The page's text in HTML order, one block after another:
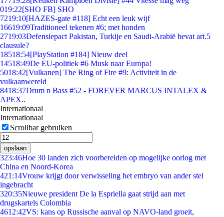
019:22[SHO FB] SHO
7219:10[HAZES-gate #118] Echt een leuk wijf
16619:09Traditioneel tekenen #6; met honden
2719:03Defensiepact Pakistan, Turkije en Saudi-Arabië bevat art.5
clausule?
18518:54[PlayStation #184] Nieuw deel
14518:49De EU-politiek #6 Musk naar Europa!
5018:42[Vulkanen] The Ring of Fire #9: Activiteit in de
vulkaanwereld
8418:37Drum n Bass #52 - FOREVER MARCUS INTALEX &
APEX..
Internationaal
Internationaal
Scrollbar gebruiken
opslaan
323:46Hoe 30 landen zich voorbereiden op mogelijke oorlog met
China en Noord-Korea
421:14Vrouw krijgt door verwisseling het embryo van ander stel
ingebracht
320:35Nieuwe president De la Espriella gaat strijd aan met
drugskartels Colombia
4612:42VS: kans op Russische aanval op NAVO-land groeit,